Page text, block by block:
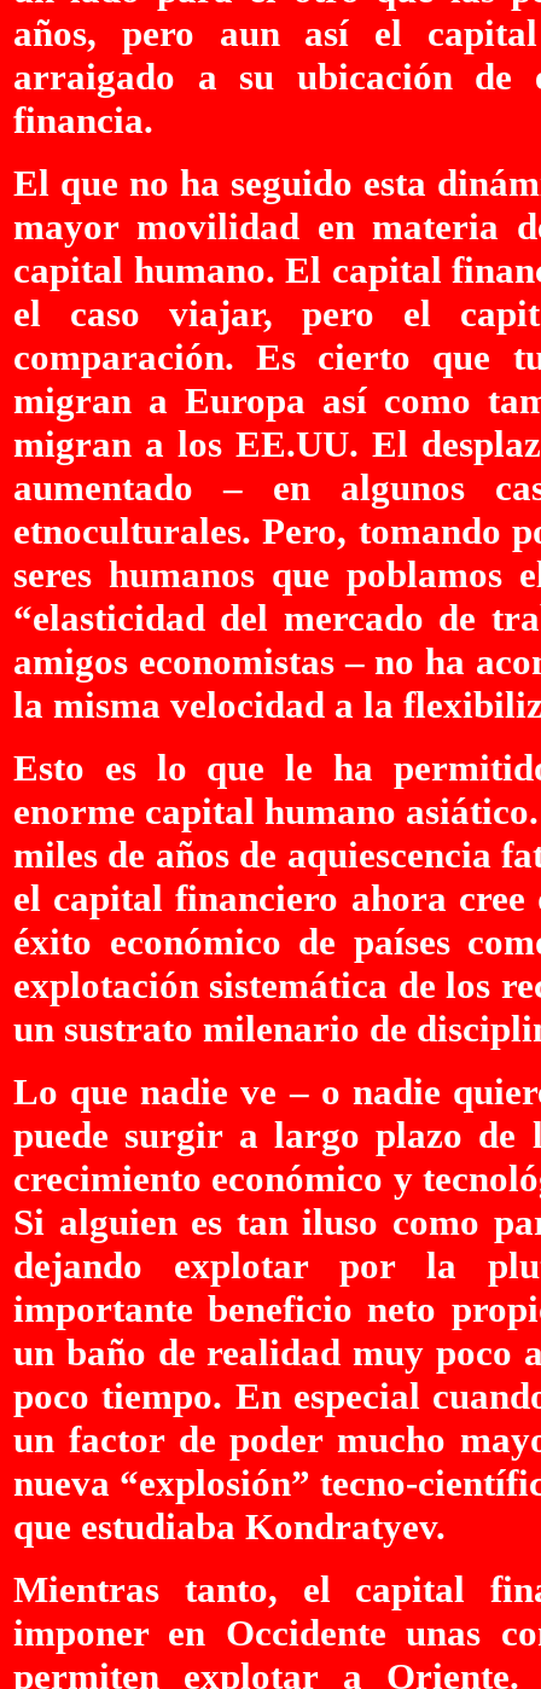
años, pero aun así el
arraigado a su ubicación de
financia.
El que no ha seguido esta
mayor movilidad en materia
capital humano. El capital
el caso viajar, pero el
comparación. Es cierto que
migran a Europa así como
migran a los EE.UU. El
aumentado – en algunos
etnoculturales. Pero, tomando
seres humanos que
“elasticidad del mercado de
amigos economistas – no ha
la misma velocidad a la
Esto es lo que le ha
enorme capital humano
miles de años de aquiescencia
el capital financiero ahora
éxito económico de países
explotación sistemática de los
un sustrato milenario de
Lo que nadie ve – o nadie
puede surgir a largo plazo de
crecimiento económico y
Si alguien es tan iluso como
dejando explotar por la
importante beneficio neto
un baño de realidad muy poco
poco tiempo. En especial
un factor de poder mucho
nueva “explosión” tecno-
que estudiaba Kondratyev.
Mientras tanto, el capital
imponer en Occidente unas
permiten explotar a Oriente.